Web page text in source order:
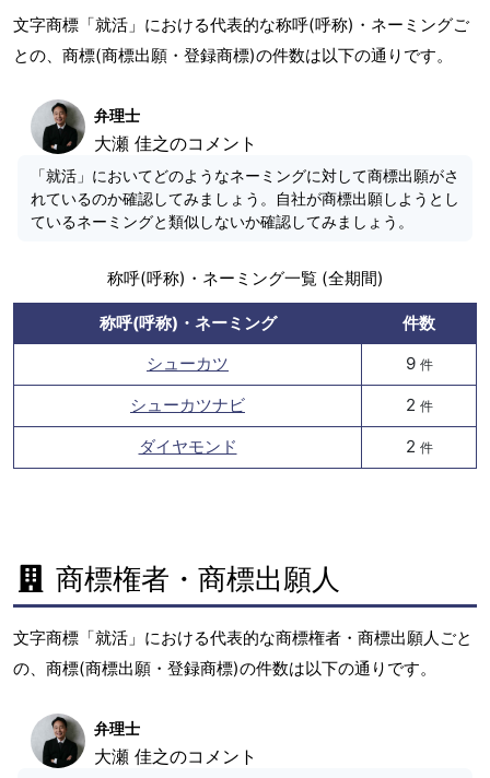
文字商標「就活」における代表的な称呼(呼称)・ネーミングご
との、商標(商標出願・登録商標)の件数は以下の通りです。
弁理士
大瀬 佳之のコメント
「就活」においてどのようなネーミングに対して商標出願がさ
れているのか確認してみましょう。自社が商標出願しようとし
ているネーミングと類似しないか確認してみましょう。
称呼(呼称)・ネーミング一覧 (全期間)
称呼(呼称)・ネーミング
件数
シューカツ
9 件
シューカツナビ 2 件
ダイヤモンド 2 件
商標権者・商標出願人
文字商標「就活」における代表的な商標権者・商標出願人ごと
の、商標(商標出願・登録商標)の件数は以下の通りです。
弁理士
大瀬 佳之のコメント